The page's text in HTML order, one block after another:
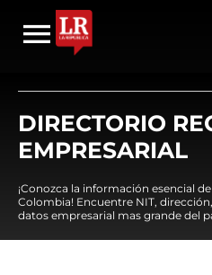
DIRECTORIO
EMPRESARIAL
¡Conozca la información esencial
Colombia! Encuentre NIT,
datos empresarial mas grande del